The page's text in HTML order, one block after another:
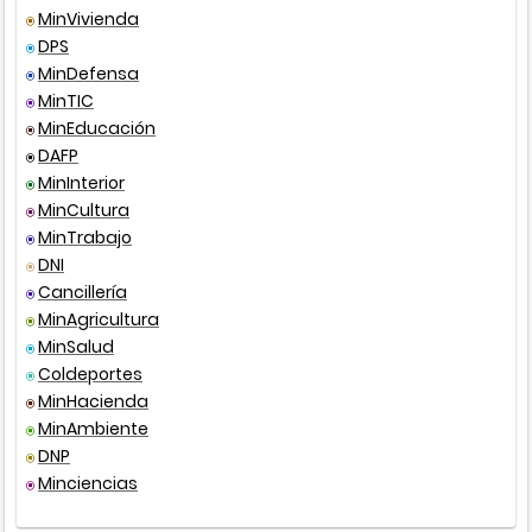
Resolución
Ley
Resolución
Decreto único
reglamentario
Decreto único
reglamentario
MinVivienda
DPS
MinDefensa
MinTIC
MinEducación
DAFP
MinInterior
MinCultura
MinTrabajo
DNI
Cancillería
MinAgricultura
MinSalud
Coldeportes
MinHacienda
MinAmbiente
DNP
Minciencias